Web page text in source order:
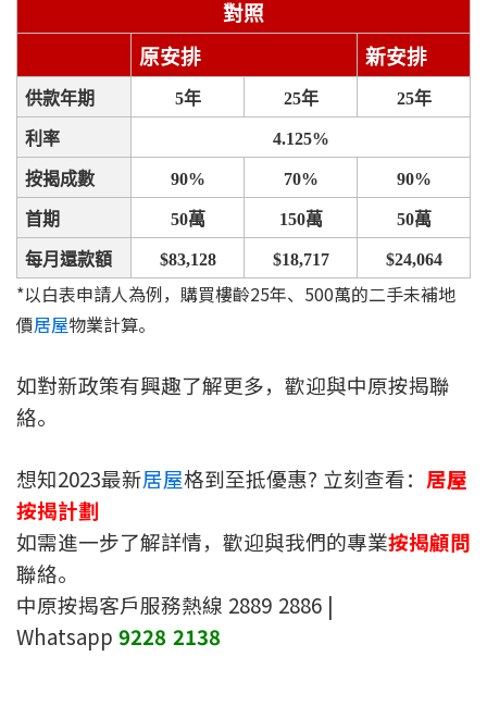
對照
原安排
新安排
供款年期 5年 25年 25年
利率 4.125%
按揭成數 90% 70% 90%
首期 50萬 150萬 50萬
每月還款額 $83,128 $18,717 $24,064
*以白表申請人為例，購買樓齡25年、500萬的二手未補地
價居屋物業計算。
如對新政策有興趣了解更多，歡迎與中原按揭聯
絡。
想知2023最新居屋格到至抵優惠? 立刻查看： 居屋
按揭計劃
如需進一步了解詳情，歡迎與我們的專業按揭顧問
聯絡。
中原按揭客戶服務熱線 2889 2886 |
Whatsapp 9228 2138